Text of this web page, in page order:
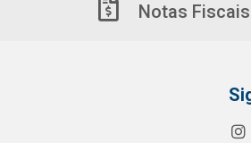
Notas Fiscais